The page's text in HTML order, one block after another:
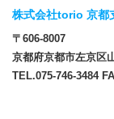
株式会社torio 京都
〒606-8007
京都府京都市左京区
TEL.075-746-3484